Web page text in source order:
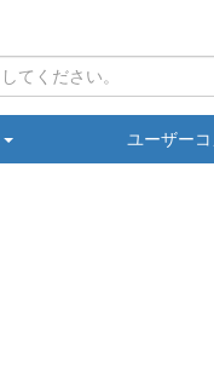
ユーザーコ